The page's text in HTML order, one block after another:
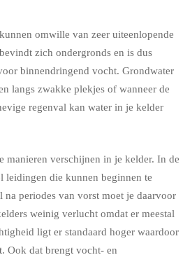
omwille van zeer uiteenlopende
zich ondergronds en is dus
binnendringend vocht. Grondwater
langs zwakke plekjes of wanneer de
regenval kan water in je kelder
manieren verschijnen in je kelder. In de
leidingen die kunnen beginnen te
na periodes van vorst moet je daarvoor
weinig verlucht omdat er meestal
ligt er standaard hoger waardoor
Ook dat brengt vocht- en